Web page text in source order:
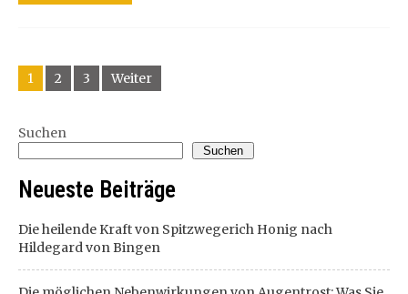
Beitragsnavigation
1 2 3 Weiter
Suchen
Suchen
Neueste Beiträge
Die heilende Kraft von Spitzwegerich Honig nach
Hildegard von Bingen